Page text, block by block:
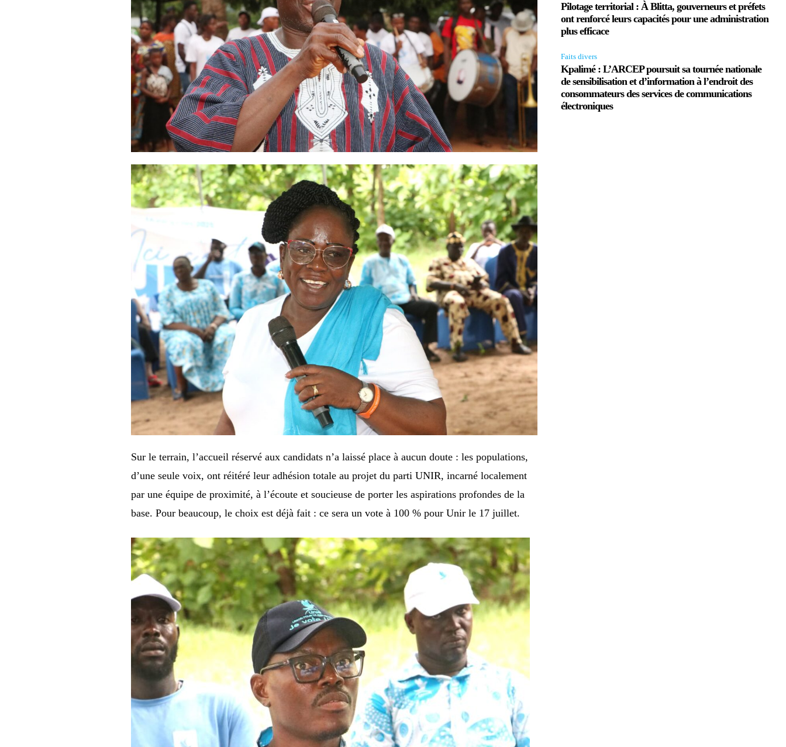
Sur le terrain, l’accueil réservé aux candidats n’a laissé place à aucun doute : les populations,
d’une seule voix, ont réitéré leur adhésion totale au projet du parti UNIR, incarné localement
par une équipe de proximité, à l’écoute et soucieuse de porter les aspirations profondes de la
base. Pour beaucoup, le choix est déjà fait : ce sera un vote à 100 % pour Unir le 17 juillet.
Pilotage territorial : À Blitta, gouverneurs et préfets
ont renforcé leurs capacités pour une administration
plus efficace
Faits divers
Kpalimé : L’ARCEP poursuit sa tournée nationale
de sensibilisation et d’information à l’endroit des
consommateurs des services de communications
électroniques